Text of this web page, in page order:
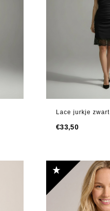
Lace jurkje zwart
€33,50